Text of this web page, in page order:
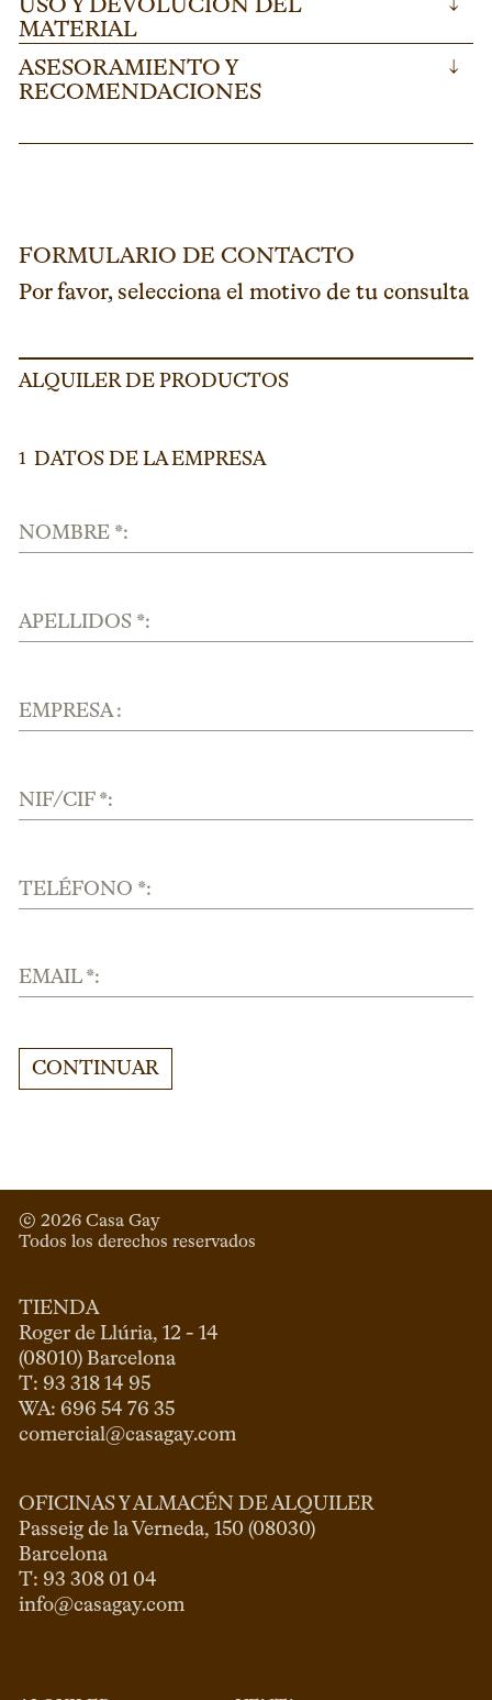
USO Y DEVOLUCIÓN DEL
MATERIAL
↓
ASESORAMIENTO Y
RECOMENDACIONES
↓
FORMULARIO DE CONTACTO
Por favor, selecciona el motivo de tu consulta
ALQUILER DE PRODUCTOS
1 DATOS DE LA EMPRESA
NOMBRE *:
APELLIDOS *:
EMPRESA :
NIF/CIF *:
TELÉFONO *:
EMAIL *:
CONTINUAR
© 2026 Casa Gay
Todos los derechos reservados
TIENDA
Roger de Llúria, 12 - 14
(08010) Barcelona
T: 93 318 14 95
comercial@casagay.com
OFICINAS Y ALMACÉN DE ALQUILER
Passeig de la Verneda, 150 (08030)
Barcelona
info@casagay.com